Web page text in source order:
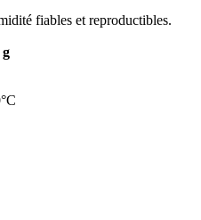
fiables et reproductibles.
g